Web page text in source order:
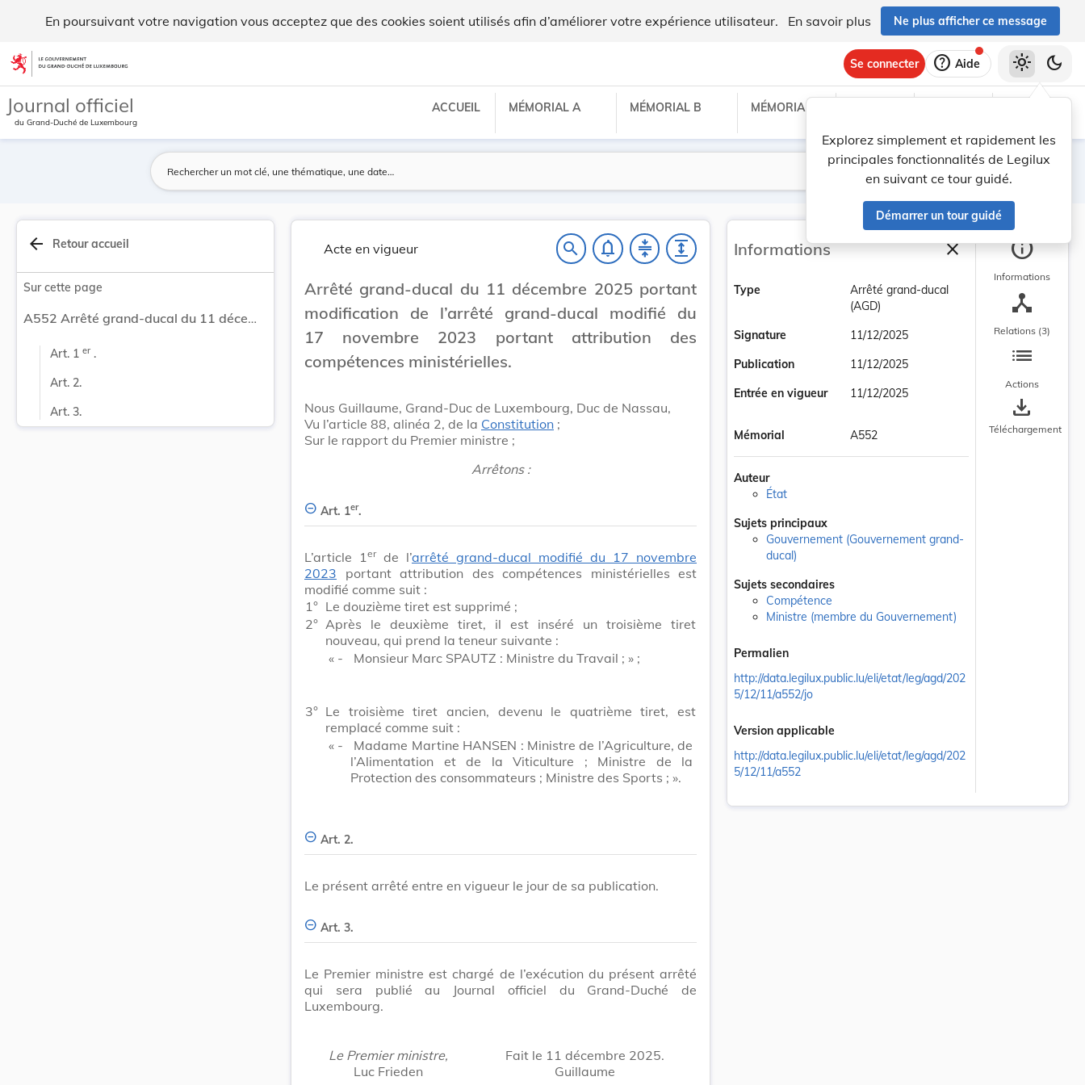
En poursuivant votre navigation vous acceptez que des cookies soient utilisés afin d’améliorer votre expérience utilisateur. En savoir plus Ne plus afficher ce message
Aller au contenu
Se connecter help Aide
Explorez simplement et rapidement les
principales fonctionnalités de Legilux
en suivant ce tour guidé.
Démarrer un tour guidé
light_mode dark_mode
Journal officiel
du Grand-Duché de Luxembourg
ACCUEIL MÉMORIAL A MÉMORIAL B MÉMORIAL C
Lancer la recherche
Filtres
arrow_back Retour accueil
Sur cette page
A552 Arrêté grand-ducal du 11 décembre 2025 portant modification de l’arrêté modifié grand-ducal du 17 novembre 2023 portant attribution des compétences ministérielles.
Art. 1 er .
Art. 2.
Art. 3.
Acte en vigueur search notifications_none compress expand
Arrêté grand-ducal du 11 décembre 2025 portant
modification de l’arrêté grand-ducal modifié du
17 novembre 2023 portant attribution des
compétences ministérielles.
Nous Guillaume, Grand-Duc de Luxembourg, Duc de Nassau,
Vu l’article 88, alinéa 2, de la Constitution ;
Sur le rapport du Premier ministre ;
Arrêtons :
Art. 1er.
L’article 1 erde l’arrêté grand-ducal modifié du 17 novembre
2023 portant attribution des compétences ministérielles est
modifié comme suit :
1° Le douzième tiret est supprimé ;
2° Après le deuxième tiret, il est inséré un troisième tiret
nouveau, qui prend la teneur suivante :
« -
Monsieur Marc SPAUTZ : Ministre du Travail ; » ;
3° Le troisième tiret ancien, devenu le quatrième tiret, est
remplacé comme suit :
« -
Madame Martine HANSEN : Ministre de l’Agriculture, de
l’Alimentation et de la Viticulture ; Ministre de la
Protection des consommateurs ; Ministre des Sports ; ».
Art. 2.
Le présent arrêté entre en vigueur le jour de sa publication.
Art. 3.
Le Premier ministre est chargé de l’exécution du présent arrêté
qui sera publié au Journal officiel du Grand-Duché de
Luxembourg.
Le Premier ministre,
Luc Frieden
Fait le 11 décembre 2025.
Guillaume
Informations closeFermer la barre
Type
Arrêté grand-ducal
(AGD)
Signature
11/12/2025
Publication
11/12/2025
Entrée en vigueur
11/12/2025
Mémorial A552
Auteur
État
Sujets principaux
Gouvernement (Gouvernement grand-
ducal)
Sujets secondaires
Compétence
Ministre (membre du Gouvernement)
Permalien
http://data.legilux.public.lu/eli/etat/leg/agd/202
5/12/11/a552/jo
Version applicable
http://data.legilux.public.lu/eli/etat/leg/agd/202
5/12/11/a552
info
Informations
device_hub
Relations (3)
list
Actions
save_alt
Téléchargement